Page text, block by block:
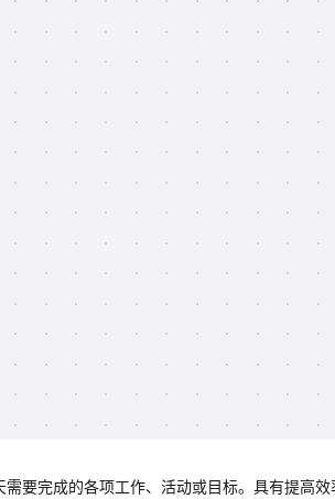
要完成的各项工作、活动或目标。具有提高效